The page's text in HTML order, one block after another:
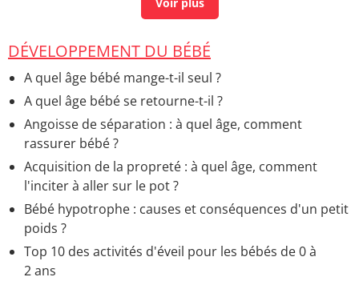
DÉVELOPPEMENT DU BÉBÉ
A quel âge bébé mange-t-il seul ?
A quel âge bébé se retourne-t-il ?
Angoisse de séparation : à quel âge, comment
rassurer bébé ?
Acquisition de la propreté : à quel âge, comment
l'inciter à aller sur le pot ?
Bébé hypotrophe : causes et conséquences d'un petit
poids ?
Top 10 des activités d'éveil pour les bébés de 0 à
2 ans